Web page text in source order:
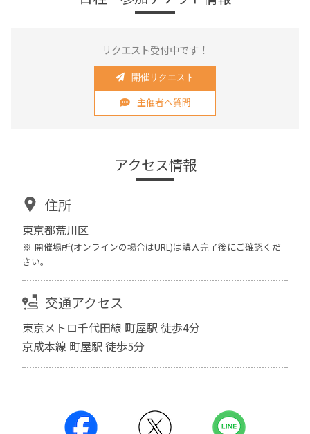
リクエスト受付中です！
開催リクエスト
主催者へ質問
アクセス情報
住所
東京都荒川区
開催場所(オンラインの場合はURL)は購入完了後にご確認くだ
さい。
交通アクセス
東京メトロ千代田線 町屋駅 徒歩4分
京成本線 町屋駅 徒歩5分